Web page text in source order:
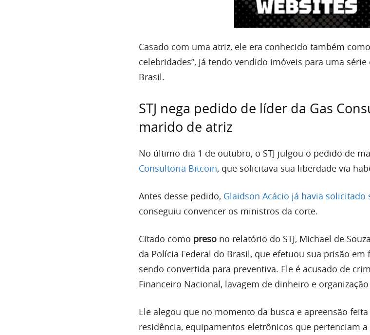
Casado com uma atriz, ele era conhecido também
celebridades”, já tendo vendido imóveis para uma
Brasil.
STJ nega pedido de líder da Gas
marido de atriz
No último dia 1 de outubro, o STJ julgou o pedido de
Consultoria Bitcoin, que solicitava sua liberdade via
Antes desse pedido, Glaidson Acácio já havia solicitado
conseguiu convencer os ministros da corte.
Citado como preso no relatório do STJ, Michael de
da Polícia Federal do Brasil, que efetuou sua prisão em
sendo convertida para preventiva. Ele é acusado de
Financeiro Nacional, lavagem de dinheiro e
Ele alegou que no momento da busca e apreensão feita
residência, equipamentos eletrônicos que pertenciam